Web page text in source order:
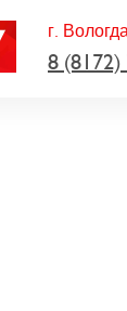
г.
8 (8172)